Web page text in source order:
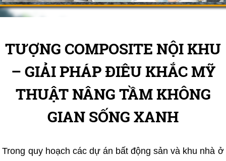
TƯỢNG COMPOSITE NỘI KHU
– GIẢI PHÁP ĐIÊU KHẮC MỸ
THUẬT NÂNG TẦM KHÔNG
GIAN SỐNG XANH
Trong quy hoạch các dự án bất động sản và khu nhà ở